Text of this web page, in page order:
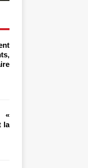
«
la